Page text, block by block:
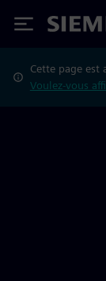
Siemens
Cette page est
Voulez-vous